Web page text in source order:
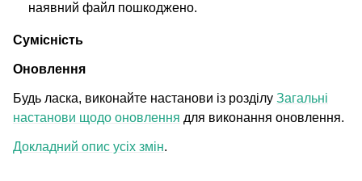
наявний файл пошкоджено.
Сумісність
Оновлення
Будь ласка, виконайте настанови із розділу Загальні
настанови щодо оновлення для виконання оновлення.
Докладний опис усіх змін.